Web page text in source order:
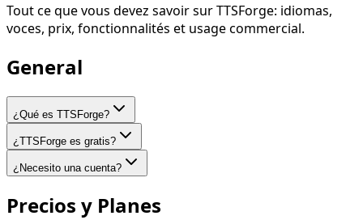
Tout ce que vous devez savoir surTTSForge: idiomas,
voces, prix, fonctionnalités et usage commercial.
General
¿Qué es TTSForge?
¿TTSForge es gratis?
¿Necesito una cuenta?
Precios y Planes